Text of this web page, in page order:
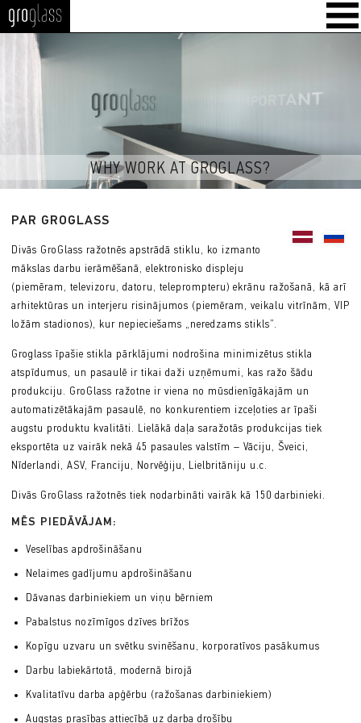
GroGlass
WHY WORK AT GROGLASS?
PAR GROGLASS
Divās GroGlass ražotnēs apstrādā stiklu, ko izmanto
mākslas darbu ierāmēšanā, elektronisko displeju
(piemēram, televizoru, datoru, teleprompteru) ekrānu ražošanā, kā arī
arhitektūras un interjeru risinājumos (piemēram, veikalu vitrīnām, VIP
ložām stadionos), kur nepieciešams „neredzams stikls”.
Groglass īpašie stikla pārklājumi nodrošina minimizētus stikla
atspīdumus, un pasaulē ir tikai daži uzņēmumi, kas ražo šādu
produkciju. GroGlass ražotne ir viena no mūsdienīgākajām un
automatizētākajām pasaulē, no konkurentiem izceļoties ar īpaši
augstu produktu kvalitāti. Lielākā daļa saražotās produkcijas tiek
eksportēta uz vairāk nekā 45 pasaules valstīm – Vāciju, Šveici,
Nīderlandi, ASV, Franciju, Norvēģiju, Lielbritāniju u.c.
Divās GroGlass ražotnēs tiek nodarbināti vairāk kā 150 darbinieki.
MĒS PIEDĀVĀJAM:
Veselības apdrošināšanu
Nelaimes gadījumu apdrošināšanu
Dāvanas darbiniekiem un viņu bērniem
Pabalstus nozīmīgos dzīves brīžos
Kopīgu uzvaru un svētku svinēšanu, korporatīvos pasākumus
Darbu labiekārtotā, modernā birojā
Kvalitatīvu darba apģērbu (ražošanas darbiniekiem)
Augstas prasības attiecībā uz darba drošību